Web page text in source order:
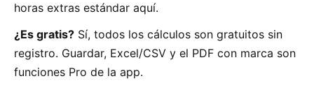
horas extras estándar aquí.
¿Es gratis? Sí, todos los cálculos son gratuitos sin
registro. Guardar, Excel/CSV y el PDF con marca son
funciones Pro de la app.